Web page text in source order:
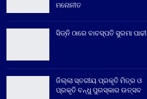
ମନୋନୀତ
ସିଡ୍‌ନି ଠାରେ ବାଚସ୍ପତି ସୁରମା ପାଢୀ
ଜିଲ୍ଲା ସ୍ତରୀୟ ପ୍ରକୃତି ମିତ୍ର ଓ
ପ୍ରକୃତି ବନ୍ଧୁ ପୁରସ୍କାର ଉତ୍ସବ